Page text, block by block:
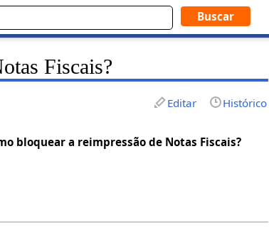
Fiscais?
Editar Histórico
bloquear a reimpressão de Notas Fiscais?